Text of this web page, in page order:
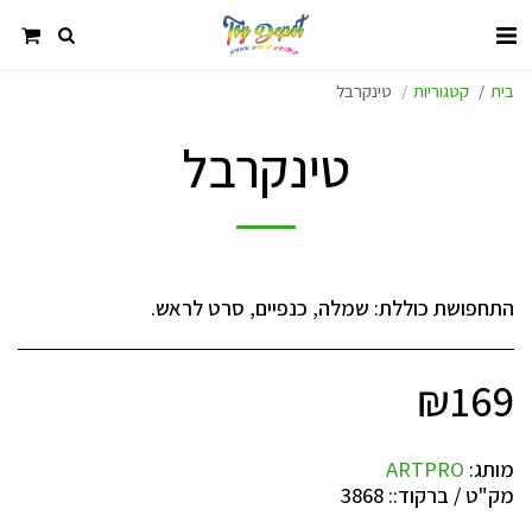
בית קטגוריות טינקרבל
טינקרבל
התחפושת כוללת: שמלה, כנפיים, סרט לראש.
₪169
מותג: ARTPRO
מק"ט / ברקוד:: 3868